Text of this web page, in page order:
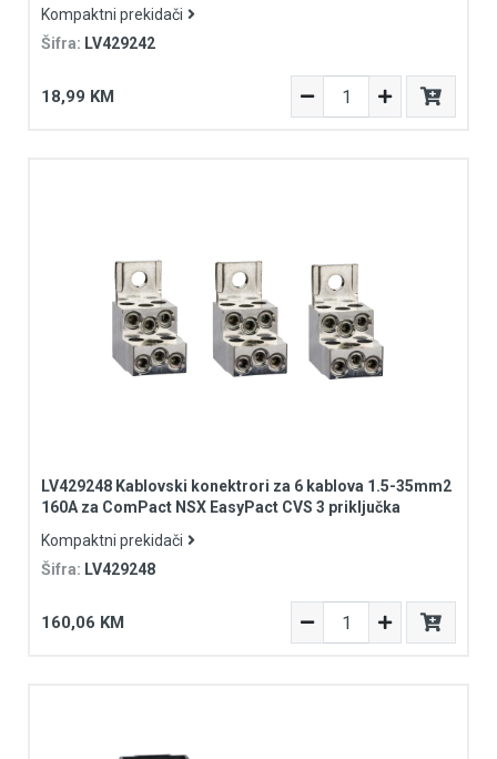
Kompaktni prekidači
Šifra: LV429242
18,99 KM
LV429248 Kablovski konektrori za 6 kablova 1.5-35mm2
160A za ComPact NSX EasyPact CVS 3 priključka
Kompaktni prekidači
Šifra: LV429248
160,06 KM